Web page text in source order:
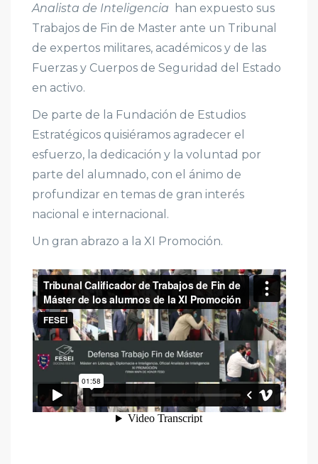
Analista de Inteligencia
han expuesto sus
Trabajos de Fin de Master ante un Tribunal
de expertos militares, académicos y de las
Fuerzas y Cuerpos de Seguridad del Estado
en activo.
De parte de la Fundación de Estudios
Estratégicos quisiéramos agradecer el
esfuerzo, la dedicación y la voluntad por
parte del alumnado, con el ánimo de
profundizar en temas de gran interés
nacional e internacional.
Un gran abrazo a la XI Promoción.